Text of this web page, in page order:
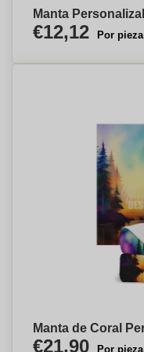
Manta
€12,12 Por
Manta de Coral
€21,90 Por